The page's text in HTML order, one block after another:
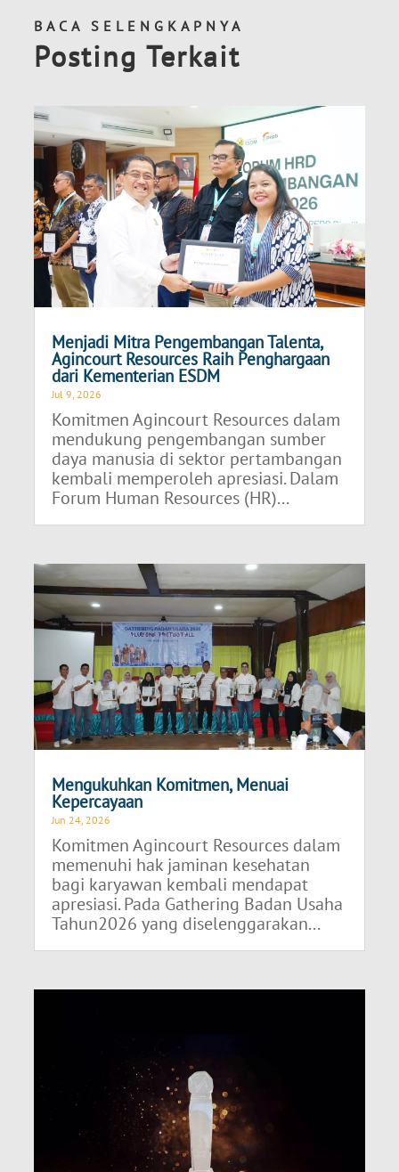
BACA SELENGKAPNYA
Posting Terkait
Menjadi Mitra Pengembangan Talenta,
Agincourt Resources Raih Penghargaan
dari Kementerian ESDM
Jul 9, 2026
Komitmen Agincourt Resources dalam
mendukung pengembangan sumber
daya manusia di sektor pertambangan
kembali memperoleh apresiasi. Dalam
Forum Human Resources (HR)...
Mengukuhkan Komitmen, Menuai
Kepercayaan
Jun 24, 2026
Komitmen Agincourt Resources dalam
memenuhi hak jaminan kesehatan
bagi karyawan kembali mendapat
apresiasi. Pada Gathering Badan Usaha
Tahun2026 yang diselenggarakan...